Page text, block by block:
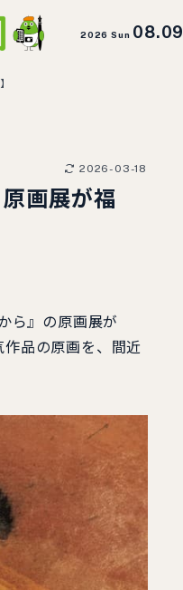
2026 Sun 08.09
2026-03-18
画展が福
ら』の原画展が
品の原画を、間近